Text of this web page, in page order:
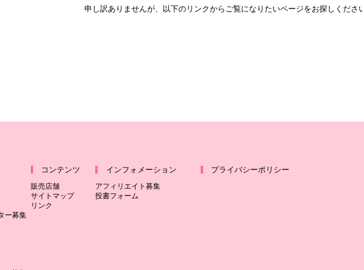
申し訳ありませんが、以下のリンクからご覧になりたいページをお探しくださ
ー募集
コンテンツ
販売店舗
サイトマップ
リンク
インフォメーション
アフィリエイト募集
投書フォーム
プライバシーポリシー